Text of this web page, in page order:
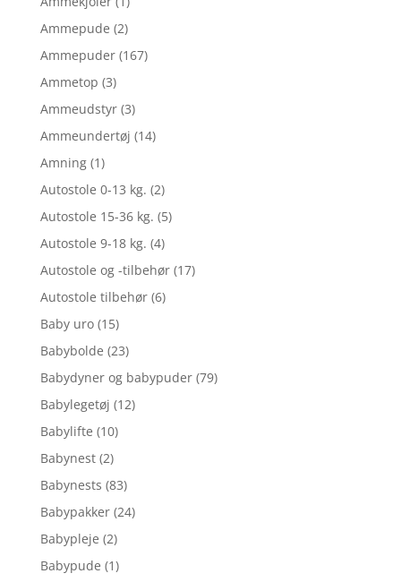
Ammepude (2)
Ammepuder (167)
Ammetop (3)
Ammeudstyr (3)
Ammeundertøj (14)
Amning (1)
Autostole 0-13 kg. (2)
Autostole 15-36 kg. (5)
Autostole 9-18 kg. (4)
Autostole og -tilbehør (17)
Autostole tilbehør (6)
Baby uro (15)
Babybolde (23)
Babydyner og babypuder (79)
Babylegetøj (12)
Babylifte (10)
Babynest (2)
Babynests (83)
Babypakker (24)
Babypleje (2)
Babypude (1)